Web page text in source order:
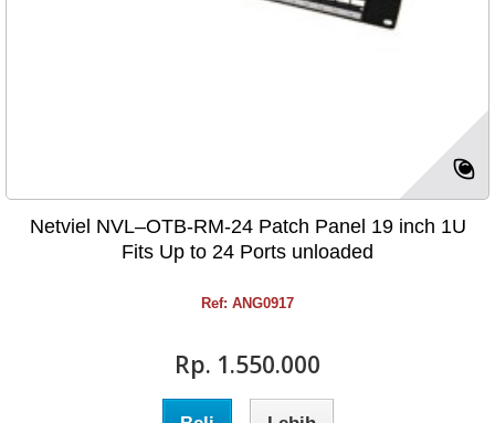
Netviel NVL–OTB-RM-24 Patch Panel 19 inch 1U
Fits Up to 24 Ports unloaded
Ref: ANG0917
Rp‎. 1.550.000